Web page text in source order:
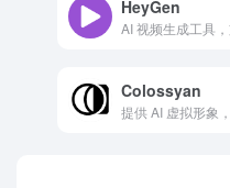
HeyGen
Colossyan